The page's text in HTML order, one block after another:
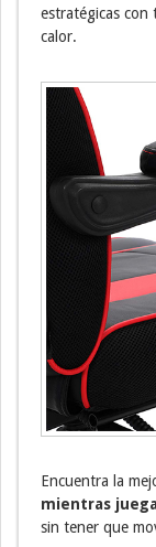
estratégicas con
calor.
Encuentra la
mientras
sin tener que